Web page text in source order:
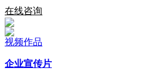
在线咨询
视频作品
企业宣传片